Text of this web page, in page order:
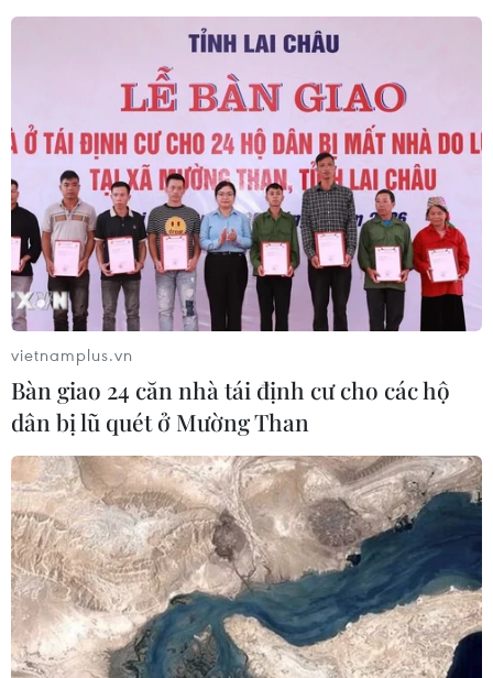
vietnamplus.vn
Bàn giao 24 căn nhà tái định cư cho các hộ
dân bị lũ quét ở Mường Than